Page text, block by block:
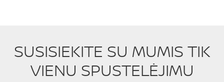
SUSISIEKITE SU MUMIS TIK
VIENU SPUSTELĖJIMU